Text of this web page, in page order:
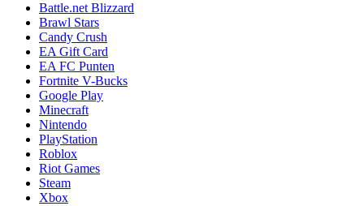
Battle.net Blizzard
Brawl Stars
Candy Crush
EA Gift Card
EA FC Punten
Fortnite V-Bucks
Google Play
Minecraft
Nintendo
PlayStation
Roblox
Riot Games
Steam
Xbox